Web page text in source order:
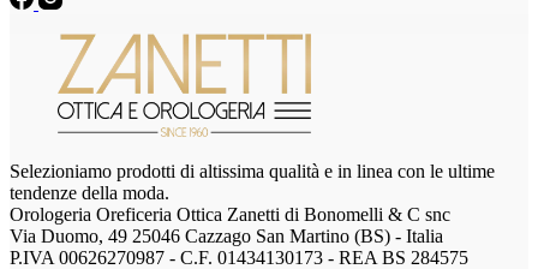
Selezioniamo prodotti di altissima qualità e in linea con le ultime
tendenze della moda.
Orologeria Oreficeria Ottica Zanetti di Bonomelli & C snc
Via Duomo, 49 25046 Cazzago San Martino (BS) - Italia
P.IVA 00626270987 - C.F. 01434130173 - REA BS 284575